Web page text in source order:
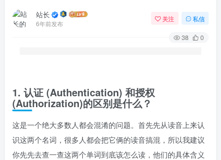
站长
6年前发布
关注 私信
38 0
1. 认证 (Authentication) 和授权
(Authorization)的区别是什么？
这是一个绝大多数人都会混淆的问题。首先先从读音上来认
识这两个名词，很多人都会把它俩的读音搞混，所以我建议
你先先去查一查这两个单词到底该怎么读，他们的具体含义